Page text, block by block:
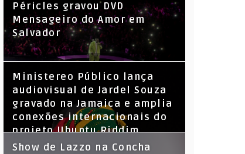
Péricles gravou DVD
Mensageiro do Amor em
Salvador
​Ministereo Público lança
audiovisual de Jardel Souza
gravado na Jamaica e amplia
conexões internacionais do
projeto Ubuntu Riddim
Show de Lazzo na Concha